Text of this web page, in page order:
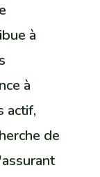
à
à
actif,
de